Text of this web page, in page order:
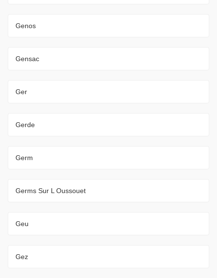
Genos
Gensac
Ger
Gerde
Germ
Germs Sur L Oussouet
Geu
Gez